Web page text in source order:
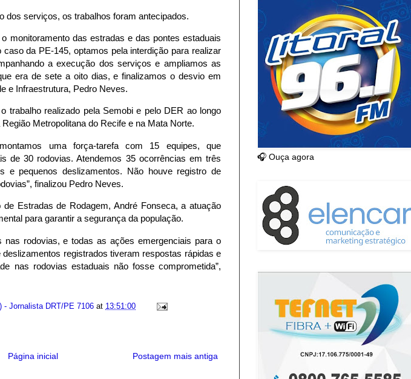
dos serviços, os trabalhos foram antecipados.
monitoramento das estradas e das pontes estaduais
da PE-145, optamos pela interdição para realizar
a execução dos serviços e ampliamos as
era de sete a oito dias, e finalizamos o desvio em
e Infraestrutura, Pedro Neves.
trabalho realizado pela Semobi e pelo DER ao longo
Metropolitana do Recife e na Mata Norte.
uma força-tarefa com 15 equipes, que
de 30 rodovias. Atendemos 35 ocorrências em três
e pequenos deslizamentos. Não houve registro de
finalizou Pedro Neves.
Estradas de Rodagem, André Fonseca, a atuação
para garantir a segurança da população.
nas rodovias, e todas as ações emergenciais para o
registrados tiveram respostas rápidas e
nas rodovias estaduais não fosse comprometida”,
- Jornalista DRT/PE 7106 at 13:51:00
Postagem mais antiga
Página inicial
🎧 Ouça agora